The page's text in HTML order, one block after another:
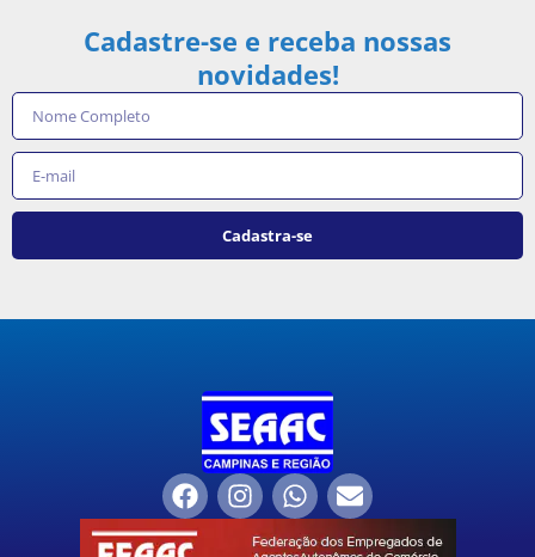
Cadastre-se e receba nossas
novidades!
Cadastra-se